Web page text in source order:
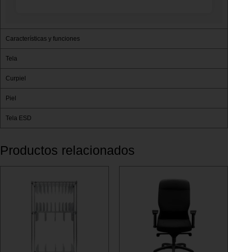
Características y funciones
Tela
Curpiel
Piel
Tela ESD
Productos relacionados